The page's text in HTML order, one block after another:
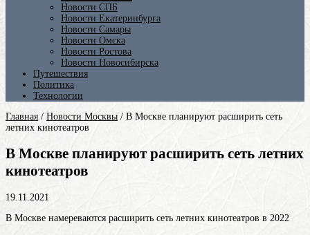
Новости СПБ
Новости Екатеринбурга
Новости Самары
Новости Омска
Новости Ростова
Новости Новосибирска
Путешествия
Политика
Технологии
Главная / Новости Москвы / В Москве планируют расширить сеть
летних кинотеатров
В Москве планируют расширить сеть летних
кинотеатров
19.11.2021
В Москве намереваются расширить сеть летних кинотеатров в 2022